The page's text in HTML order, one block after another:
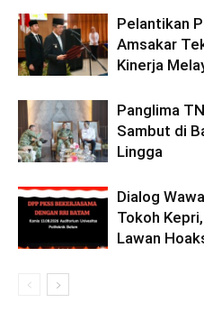
Pelantikan
Amsakar
Kinerja
Panglima
Sambut di
Lingga
Dialog
Tokoh
Lawan